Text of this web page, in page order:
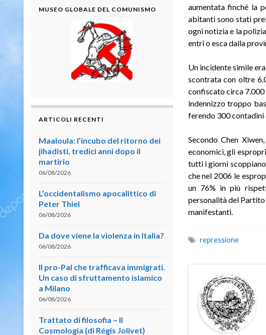
aumentata finché la
abitanti sono stati
ogni notizia e la
entri o esca dalla
Un incidente simile
scontrata con oltre
confiscato circa
indennizzo troppo
ferendo 300 contadini
Secondo Chen
economici, gli
tutti i giorni
che nel 2006 le
un 76% in più
personalità del Partito
manifestanti.
repressione
MUSEO GLOBALE DEL COMUNISMO
ARTICOLI RECENTI
Maaloula: l’incubo del ritorno dei
jihadisti, tredici anni dopo il
martirio
06/08/2026
L’occidentalismo apocalittico di
Peter Thiel
06/08/2026
Da dove viene la violenza in Italia?
06/08/2026
Il pro-Pal che trafficava immigrati.
Un caso di sfruttamento islamico
a Milano
06/08/2026
Trattato di filosofia – II
Cosmologia (di Régis Jolivet)